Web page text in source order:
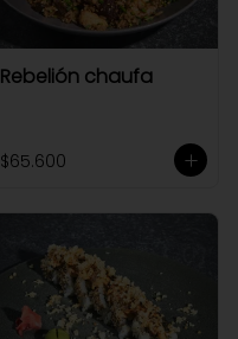
Rebelión chaufa
$65.600